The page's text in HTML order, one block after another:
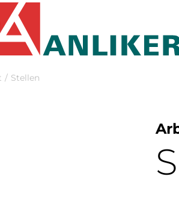
Praktikum
Ferienjob
Controlling, Treuhand,
Immobilien, Facility Management,
Kaufm. Berufe, Kundendienst,